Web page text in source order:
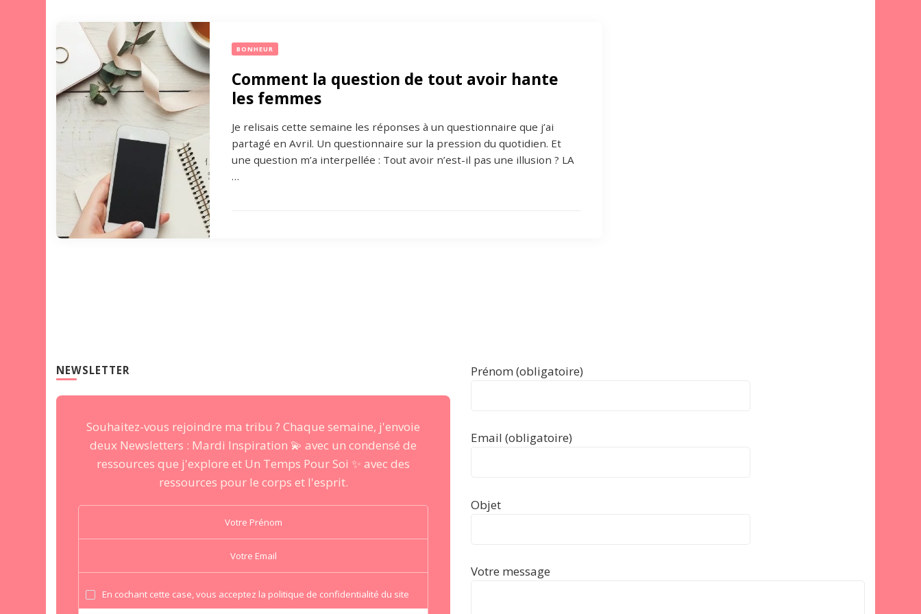
BONHEUR
Comment la question de tout avoir hante
les femmes
Je relisais cette semaine les réponses à un questionnaire que j’ai
partagé en Avril. Un questionnaire sur la pression du quotidien. Et
une question m’a interpellée : Tout avoir n’est-il pas une illusion ? LA
…
NEWSLETTER
Souhaitez-vous rejoindre ma tribu ? Chaque semaine, j'envoie
deux Newsletters : Mardi Inspiration 💫 avec un condensé de
ressources que j'explore et Un Temps Pour Soi ✨ avec des
ressources pour le corps et l'esprit.
En cochant cette case, vous acceptez la politique de confidentialité du site
Prénom (obligatoire)
Email (obligatoire)
Objet
Votre message